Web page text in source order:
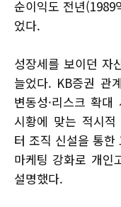
순이익도 전년(1989
었다.
성장세를 보이던 자
늘었다. KB증권 관
변동성·리스크 확
시황에 맞는 적시
터 조직 신설을 통
마케팅 강화로 개인
설명했다.